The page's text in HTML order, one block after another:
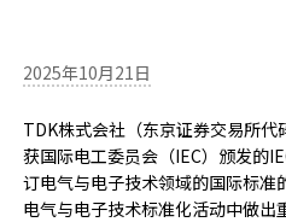
2025年10月21日
TDK株式会社（东京证券交易所
获国际电工委员会（IEC）颁发的
订电气与电子技术领域的国际标准
电气与电子技术标准化活动中做出